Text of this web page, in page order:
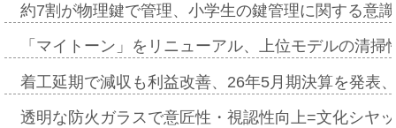
約7割が物理鍵で管理、小学生の鍵管理に関する意
「マイトーン」をリニューアル、上位モデルの清
着工延期で減収も利益改善、26年5月期決算を発表
透明な防火ガラスで意匠性・視認性向上=文化シヤ